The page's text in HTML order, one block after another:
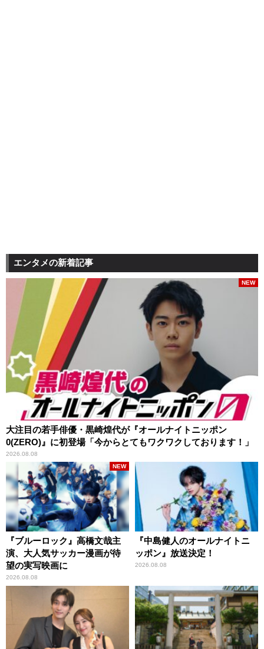
エンタメの新着記事
大注目の若手俳優・黒崎煌代が『オールナイトニッポン
0(ZERO)』に初登場「今からとてもワクワクしております！」
2026.08.08
NEW
『ブルーロック』高橋文哉主
演、大人気サッカー漫画が待
望の実写映画に
2026.08.08
NEW
『中島健人のオールナイトニ
ッポン』放送決定！
2026.08.08